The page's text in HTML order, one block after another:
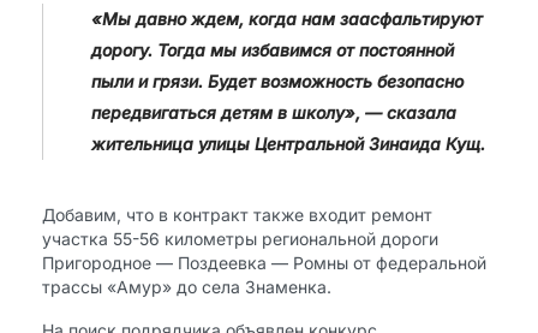
«Мы давно ждем, когда нам заасфальтируют
дорогу. Тогда мы избавимся от постоянной
пыли и грязи. Будет возможность безопасно
передвигаться детям в школу», — сказала
жительница улицы Центральной Зинаида Кущ.
Добавим, что в контракт также входит ремонт
участка 55-56 километры региональной дороги
Пригородное — Поздеевка — Ромны от федеральной
трассы «Амур» до села Знаменка.